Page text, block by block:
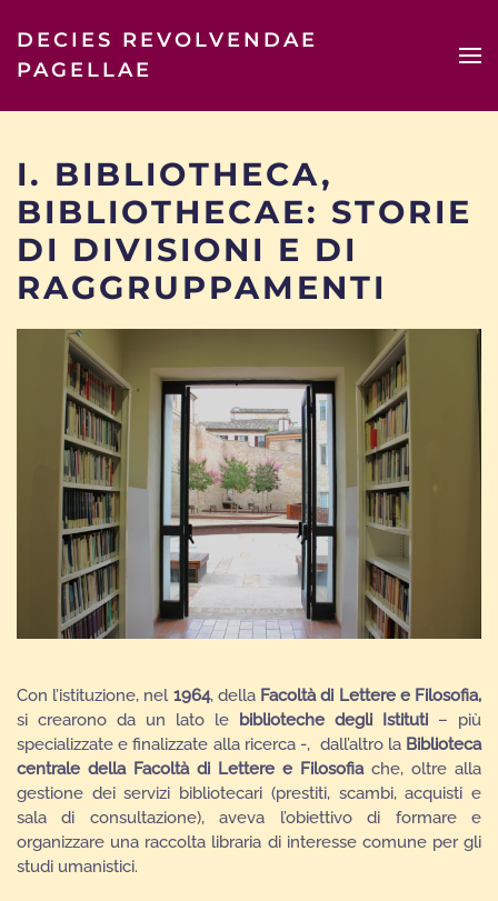
Skip to main content
DECIES REVOLVENDAE
PAGELLAE
I. BIBLIOTHECA,
BIBLIOTHECAE: STORIE
DI DIVISIONI E DI
RAGGRUPPAMENTI
Con l’istituzione, nel 1964, della Facoltà di Lettere e Filosofia,
si crearono da un lato le biblioteche degli Istituti – più
specializzate e finalizzate alla ricerca -, dall’altro la Biblioteca
centrale della Facoltà di Lettere e Filosofiache, oltre alla
gestione dei servizi bibliotecari (prestiti, scambi, acquisti e
sala di consultazione), aveva l’obiettivo di formare e
organizzare una raccolta libraria di interesse comune per gli
studi umanistici.